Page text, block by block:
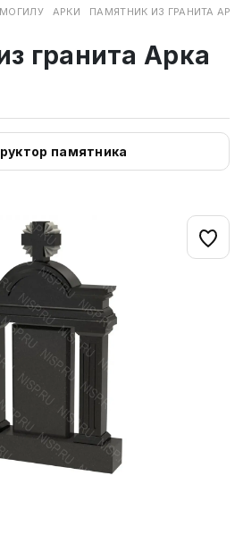
АРКИ ПАМЯТНИК ИЗ ГРАНИТА АРКА
гранита Арка
памятника